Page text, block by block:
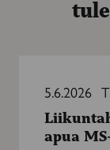
monipuolista
apua
tautiin
5.6.2026
apua